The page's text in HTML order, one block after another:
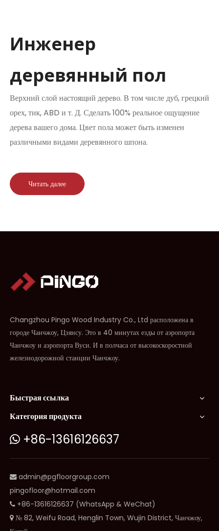
Инженер
деревянный пол
Верхний слой настоящий дерево. В том числе дуб, грецкий
орех, тик, ABD и т. Д. Сделать 100% реальное ощущение
дерева вашего дома. Цвет пола может быть изменен
различными видами деревянного шпона.
Читать далее
Changzhou Pingo Wood Industry Co., Ltd расположена в
городе Чанчжоу, Цзянсу. Это в 40 минутах езды от аэропорта
Чанчжоу и аэропорта Вуси. И в полчаса от высокоскоростной
железнодорожной станции Чанчжоу.
Быстрая ссылка
Категория продукта
 +86-13616126637
 admin@pgfloorgroup.com
pingofloor@hotmail.com
 +86-13616126637 (WhatsApp & WeChat)
 № 82, Weifu Road, Henglin Town, Wujin District, Чанчжоу,